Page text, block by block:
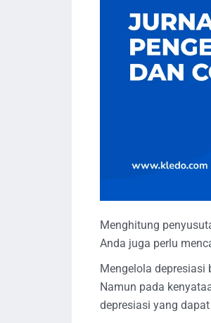
Menghitung
Anda juga perlu
Mengelola depresiasi
Namun pada
depresiasi yang